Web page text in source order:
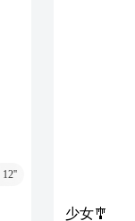
12''
少女🎐